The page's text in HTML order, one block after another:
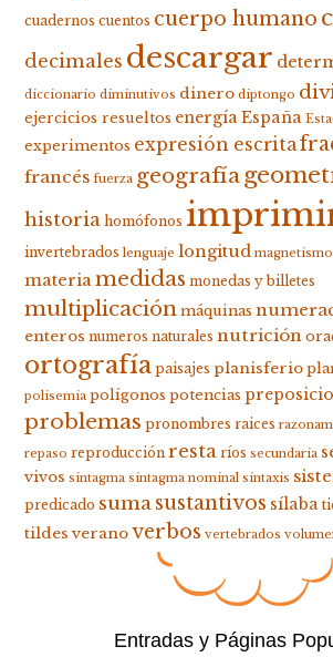
cuadernos cuentos cuerpo humano
decimales descargar
diccionario diminutivos dinero diptongo
ejercicios resueltos energíaEspaña
experimentos expresión escrita
francés fuerza geografía
historia homófonos
invertebrados lenguaje longitud magnetismo
materiamedidas monedas y billetes
multiplicación máquinas
enteros numeros naturales nutrición
ortografía paisajes planisferio
polisemia polígonos potencias
problemas pronombres raices
repaso reproducción resta ríos secundaria
vivos sintagma sintagma nominal sintaxis
predicado sumasustantivos sílaba
tildes verano verbos vertebrados
Entradas y Páginas